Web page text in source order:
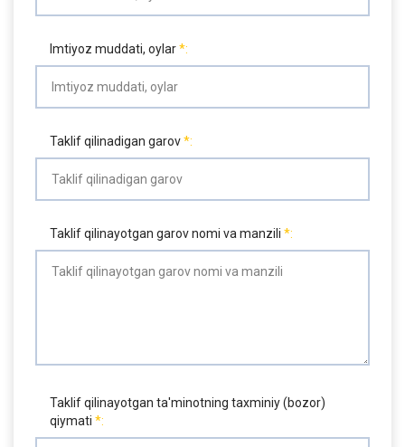
Imtiyoz muddati, oylar
Taklif qilinadigan garov
Taklif qilinayotgan garov nomi va manzili
Taklif qilinayotgan ta'minotning taxminiy (bozor)
qiymati